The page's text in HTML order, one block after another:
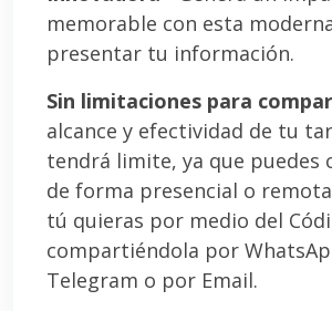
memorable con esta
presentar tu información.
Sin limitaciones para
alcance y efectividad de tu
tendrá limite, ya que puedes
de forma presencial o
tú quieras por medio del
compartiéndola por
Telegram o por Email.